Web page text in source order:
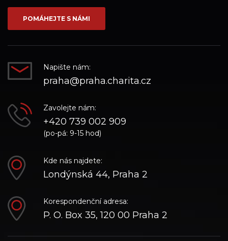
síti_Facebook
POMÁHEJTE S NÁMI
Napište nám:
praha@praha.charita.cz
Zavolejte nám:
+420 739 002 909
(po-pá: 9-15 hod)
Kde nás najdete:
Londýnská 44, Praha 2
Korespondenční adresa:
P. O. Box 35, 120 00 Praha 2